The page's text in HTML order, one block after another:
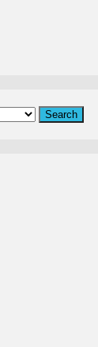
Search